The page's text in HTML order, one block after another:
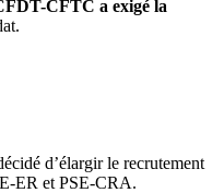
CFTC a exigé la
d’élargir le recrutement
ER et PSE-CRA.